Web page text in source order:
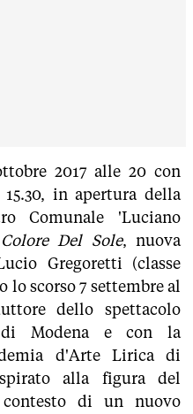
2017 alle 20 con
in apertura della
Comunale 'Luciano
Del Sole, nuova
Gregoretti (classe
lo scorso 7 settembre al
dello spettacolo
di Modena e con la
d'Arte Lirica di
alla figura del
contesto di un nuovo